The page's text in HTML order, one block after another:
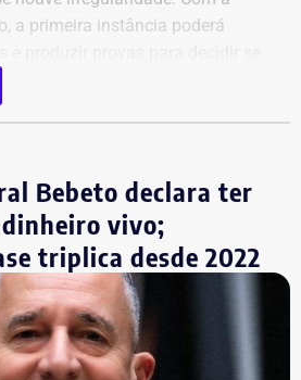
a primeira instância poderá
publicidade oficial.
pelo advogado Fernando
Crivella usou perfis oficiais
sociais, no Diário Oficial do
canais institucionais para divulgar
ação, iam além da informação
pessoalmente o então
do governo.
Bebeto declara ter
vivo;
triplica desde 2022